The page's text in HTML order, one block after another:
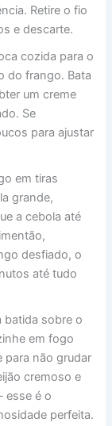
Retire o fio
e descarte.
cozida para o
do frango. Bata
um creme
Se
para ajustar
em tiras
grande,
a cebola até
desfiado, o
até tudo
batida sobre o
em fogo
para não grudar
cremoso e
esse é o
perfeita.